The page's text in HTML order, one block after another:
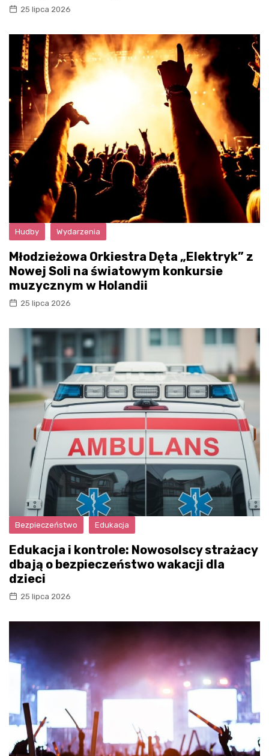
25 lipca 2026
Hudby Wydarzenia
Młodzieżowa Orkiestra Dęta „Elektryk” z
Nowej Soli na światowym konkursie
muzycznym w Holandii
25 lipca 2026
Bezpieczeństwo Edukacja
Edukacja i kontrole: Nowosolscy strażacy
dbają o bezpieczeństwo wakacji dla
dzieci
25 lipca 2026